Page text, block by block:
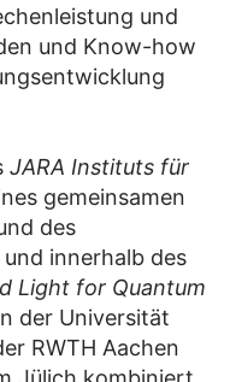
und
und Know-how
JARA Instituts für
gemeinsamen
des
innerhalb des
Light for Quantum
der Universität
RWTH Aachen